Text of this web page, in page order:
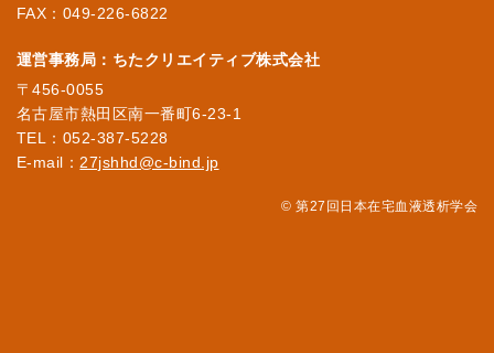
FAX：049-226-6822
運営事務局：ちたクリエイティブ株式会社
〒456-0055
名古屋市熱田区南一番町6-23-1
TEL：052-387-5228
E-mail： 27jshhd@c-bind.jp
© 第27回日本在宅血液透析学会